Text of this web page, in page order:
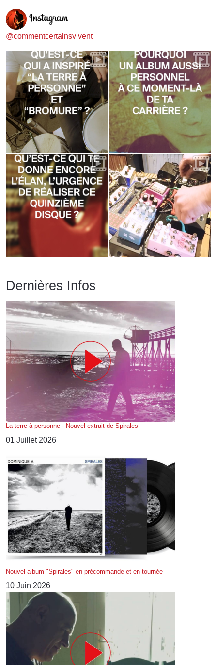
@commentcertainsvivent
Dernières Infos
La terre à personne - Nouvel extrait de Spirales
01 Juillet 2026
Nouvel album "Spirales" en précommande et en tournée
10 Juin 2026